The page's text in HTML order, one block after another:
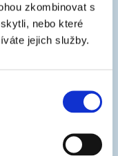
zkombinovat s
nebo které
jejich služby.
na tónovanie na